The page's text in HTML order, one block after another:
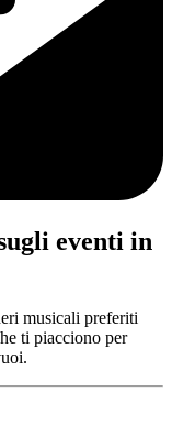
eventi in
musicali preferiti
ti piacciono per